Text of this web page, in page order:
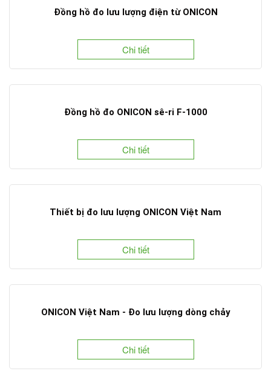
Đồng hồ đo lưu lượng điện từ ONICON
Chi tiết
Đồng hồ đo ONICON sê-ri F-1000
Chi tiết
Thiết bị đo lưu lượng ONICON Việt Nam
Chi tiết
ONICON Việt Nam - Đo lưu lượng dòng chảy
Chi tiết